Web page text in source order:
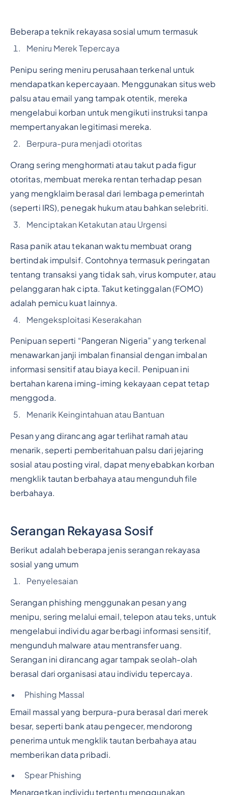
Beberapa teknik rekayasa sosial umum termasuk
Meniru Merek Tepercaya
Penipu sering meniru perusahaan terkenal untuk
mendapatkan kepercayaan. Menggunakan situs web
palsu atau email yang tampak otentik, mereka
mengelabui korban untuk mengikuti instruksi tanpa
mempertanyakan legitimasi mereka.
Berpura-pura menjadi otoritas
Orang sering menghormati atau takut pada figur
otoritas, membuat mereka rentan terhadap pesan
yang mengklaim berasal dari lembaga pemerintah
(seperti IRS), penegak hukum atau bahkan selebriti.
Menciptakan Ketakutan atau Urgensi
Rasa panik atau tekanan waktu membuat orang
bertindak impulsif. Contohnya termasuk peringatan
tentang transaksi yang tidak sah, virus komputer, atau
pelanggaran hak cipta. Takut ketinggalan (FOMO)
adalah pemicu kuat lainnya.
Mengeksploitasi Keserakahan
Penipuan seperti “Pangeran Nigeria” yang terkenal
menawarkan janji imbalan finansial dengan imbalan
informasi sensitif atau biaya kecil. Penipuan ini
bertahan karena iming-iming kekayaan cepat tetap
menggoda.
Menarik Keingintahuan atau Bantuan
Pesan yang dirancang agar terlihat ramah atau
menarik, seperti pemberitahuan palsu dari jejaring
sosial atau posting viral, dapat menyebabkan korban
mengklik tautan berbahaya atau mengunduh file
berbahaya.
Serangan Rekayasa Sosif
Berikut adalah beberapa jenis serangan rekayasa
sosial yang umum
Penyelesaian
Serangan phishing menggunakan pesan yang
menipu, sering melalui email, telepon atau teks, untuk
mengelabui individu agar berbagi informasi sensitif,
mengunduh malware atau mentransfer uang.
Serangan ini dirancang agar tampak seolah-olah
berasal dari organisasi atau individu tepercaya.
Phishing Massal
Email massal yang berpura-pura berasal dari merek
besar, seperti bank atau pengecer, mendorong
penerima untuk mengklik tautan berbahaya atau
memberikan data pribadi.
Spear Phishing
Menargetkan individu tertentu menggunakan